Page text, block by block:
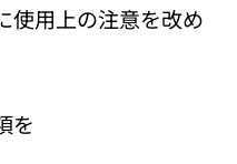
使用上の注意を改め
を